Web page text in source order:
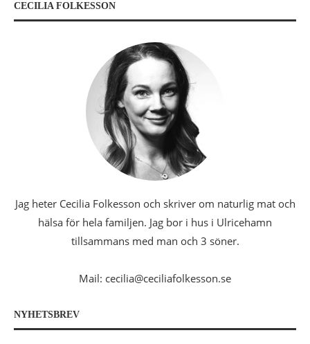
CECILIA FOLKESSON
Jag heter Cecilia Folkesson och skriver om naturlig mat och
hälsa för hela familjen. Jag bor i hus i Ulricehamn
tillsammans med man och 3 söner.
Mail: cecilia@ceciliafolkesson.se
NYHETSBREV